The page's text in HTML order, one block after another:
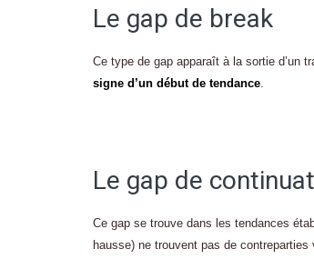
Le gap de break
Ce type de gap apparaît à la sortie d’un
signe d’un début de tendance.
Le gap de
Ce gap se trouve dans les tendances
hausse) ne trouvent pas de